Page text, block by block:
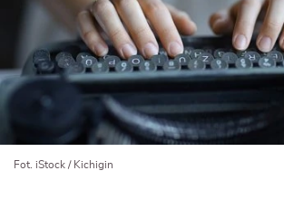
Fot. iStock / Kichigin